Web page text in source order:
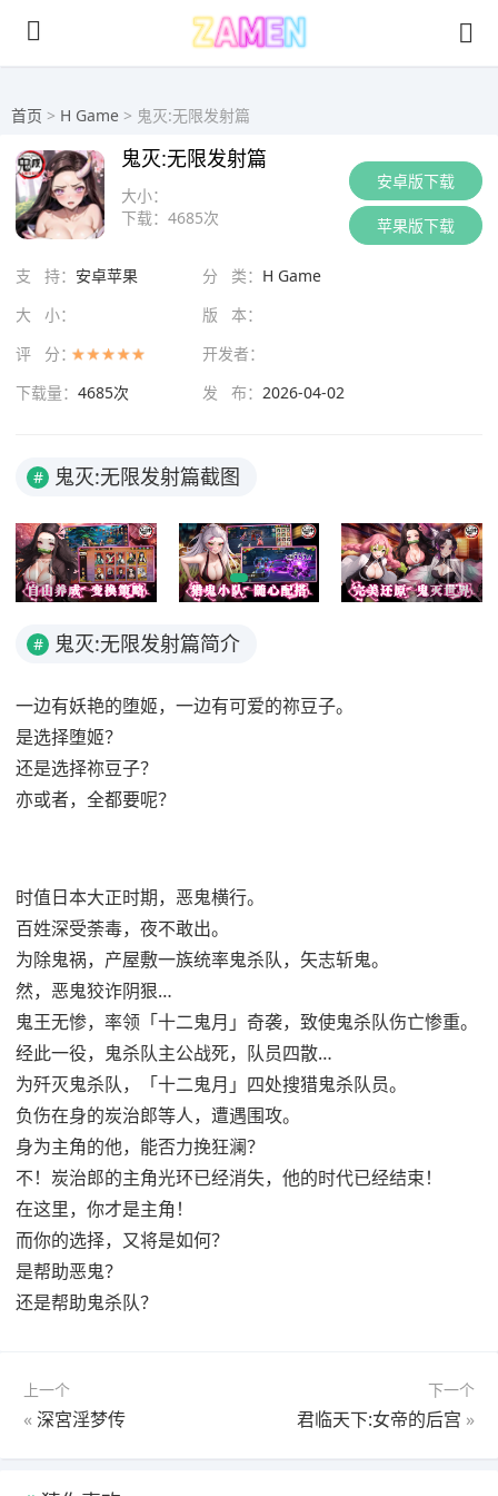
首页 > H Game > 鬼灭:无限发射篇
安卓版下载
苹果版下载
大小：
下载： 4685次
鬼灭:无限发射篇
支 持： 安卓苹果 分 类： H Game
大 小：
版 本：
评 分：
开发者：
下载量： 4685次 发 布： 2026-04-02
# 鬼灭:无限发射篇截图
# 鬼灭:无限发射篇简介
一边有妖艳的堕姬，一边有可爱的祢豆子。
是选择堕姬？
还是选择祢豆子？
亦或者，全都要呢？
时值日本大正时期，恶鬼横行。
百姓深受荼毒，夜不敢出。
为除鬼祸，产屋敷一族统率鬼杀队，矢志斩鬼。
然，恶鬼狡诈阴狠…
鬼王无惨，率领「十二鬼月」奇袭，致使鬼杀队伤亡惨重。
经此一役，鬼杀队主公战死，队员四散…
为歼灭鬼杀队，「十二鬼月」四处搜猎鬼杀队员。
负伤在身的炭治郎等人，遭遇围攻。
身为主角的他，能否力挽狂澜？
不！炭治郎的主角光环已经消失，他的时代已经结束！
在这里，你才是主角！
而你的选择，又将是如何？
是帮助恶鬼？
还是帮助鬼杀队？
上一个
«深宮淫梦传
下一个
君临天下:女帝的后宫 »